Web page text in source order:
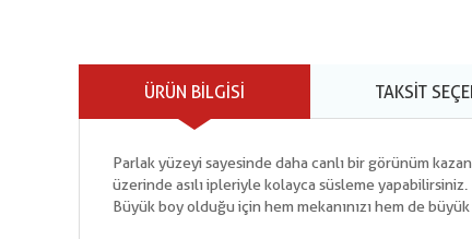
ÜRÜN BILGISI TAKSIT
Parlak yüzeyi sayesinde daha canlı bir görünüm
üzerinde asılı ipleriyle kolayca süsleme yapabilirsiniz.
Büyük boy olduğu için hem mekanınızı hem de